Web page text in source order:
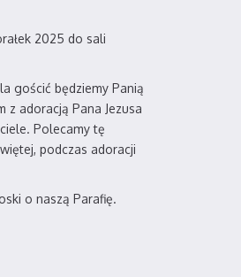
2025 do sali
gościć będziemy Panią
z adoracją Pana Jezusa
Polecamy tę
podczas adoracji
o naszą Parafię.